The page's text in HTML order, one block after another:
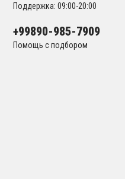
Поддержка: 09:00-20:00
+99890-985-7909
Помощь с подбором